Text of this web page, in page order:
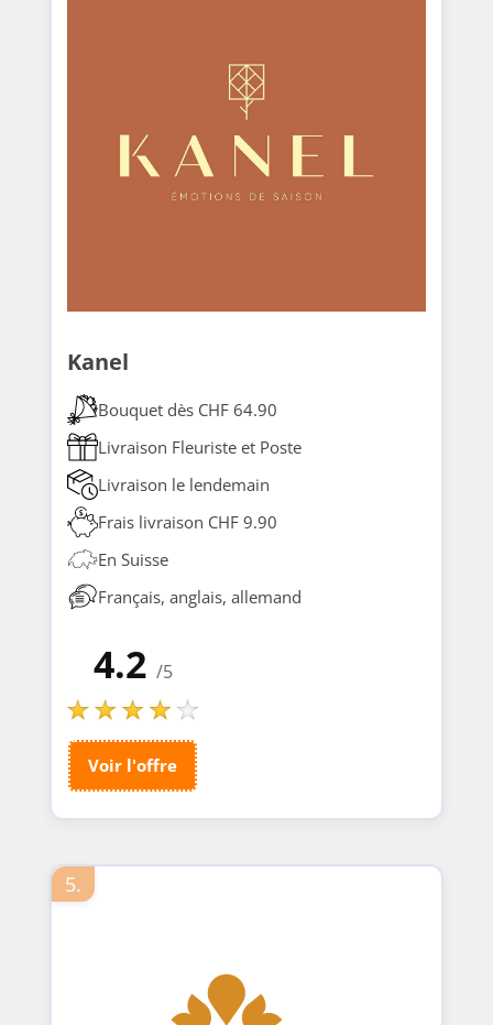
Kanel
Bouquet dès CHF 64.90
Livraison Fleuriste et Poste
Livraison le lendemain
Frais livraison CHF 9.90
En Suisse
Français, anglais, allemand
4.2 /5
Voir l'offre
5.